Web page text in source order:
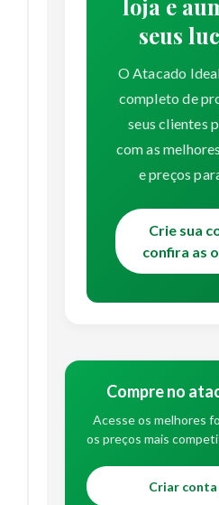
loja e
seus
O Atacado
completo de
seus clientes
com as
e preços
Crie sua
confira as
Compre no
Acesse os melhores
os preços mais
Criar